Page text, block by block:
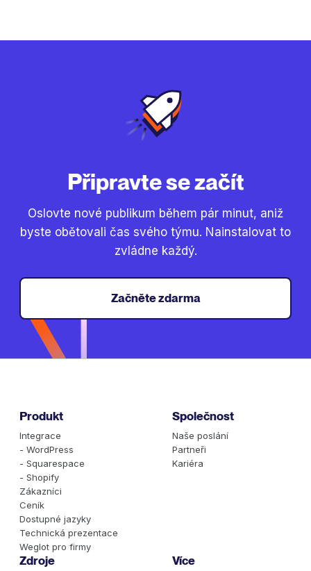
Připravte se začít
Oslovte nové publikum během pár minut, aniž
byste obětovali čas svého týmu. Nainstalovat to
zvládne každý.
Začněte zdarma
Produkt
Integrace
- WordPress
- Squarespace
- Shopify
Zákazníci
Ceník
Dostupné jazyky
Technická prezentace
Weglot pro firmy
Společnost
Naše poslání
Partneři
Kariéra
Zdroje Více